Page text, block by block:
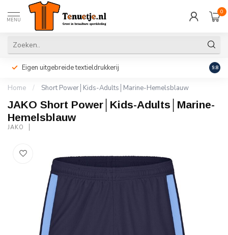
MENU
0
Eigen uitgebreide textieldrukkerij 9.8
Home / Short Power│Kids-Adults│Marine-Hemelsblauw
JAKO Short Power│Kids-Adults│Marine-
Hemelsblauw
JAKO